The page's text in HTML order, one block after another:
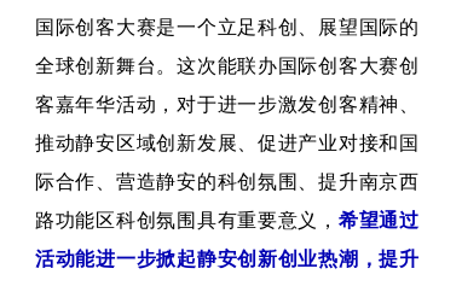
国际创客大赛是一个立足科创、展望国际的
全球创新舞台。这次能联办国际创客大赛创
客嘉年华活动，对于进一步激发创客精神、
推动静安区域创新发展、促进产业对接和国
际合作、营造静安的科创氛围、提升南京西
路功能区科创氛围具有重要意义
， 希望通过
活动能进一步掀起静安创新创业热潮，提升